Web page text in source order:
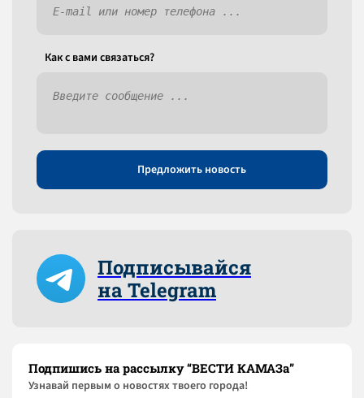
Как c вами связаться?
Предложить новость
Подписывайся
на Telegram
Подпишись на рассылку “ВЕСТИ КАМАЗа”
Узнaвай первым о новостях твоего города!